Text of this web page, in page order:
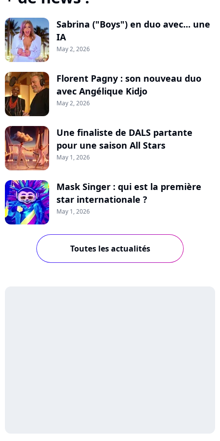
Sabrina ("Boys") en duo avec... une
IA
May 2, 2026
Florent Pagny : son nouveau duo
avec Angélique Kidjo
May 2, 2026
Une finaliste de DALS partante
pour une saison All Stars
May 1, 2026
Mask Singer : qui est la première
star internationale ?
May 1, 2026
Toutes les actualités